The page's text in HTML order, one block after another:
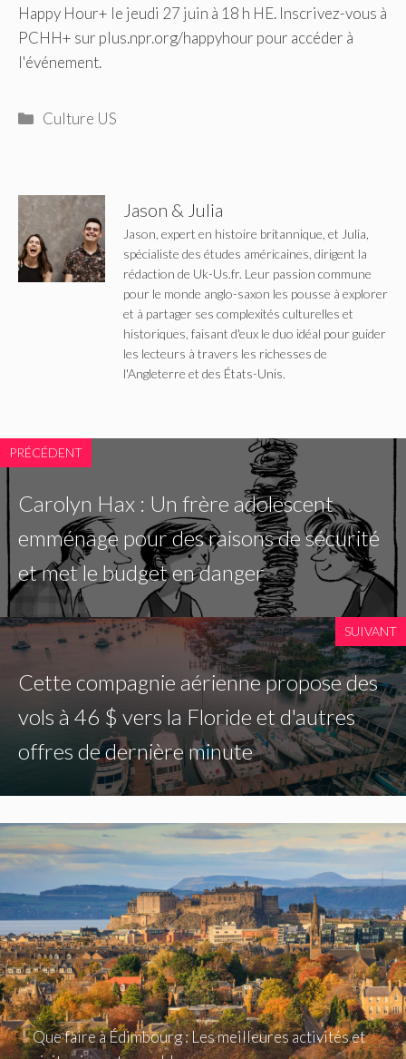
Happy Hour+ le jeudi 27 juin à 18 h HE. Inscrivez-vous à
PCHH+ sur plus.npr.org/happyhour pour accéder à
l'événement.
Catégories
Culture US
Jason & Julia
Jason, expert en histoire britannique, et Julia,
spécialiste des études américaines, dirigent la
rédaction de Uk-Us.fr. Leur passion commune
pour le monde anglo-saxon les pousse à explorer
et à partager ses complexités culturelles et
historiques, faisant d'eux le duo idéal pour guider
les lecteurs à travers les richesses de
l'Angleterre et des États-Unis.
PRÉCÉDENT
Carolyn Hax : Un frère adolescent
emménage pour des raisons de sécurité
et met le budget en danger
SUIVANT
Cette compagnie aérienne propose des
vols à 46 $ vers la Floride et d'autres
offres de dernière minute
Que faire à Édimbourg : Les meilleures activités et